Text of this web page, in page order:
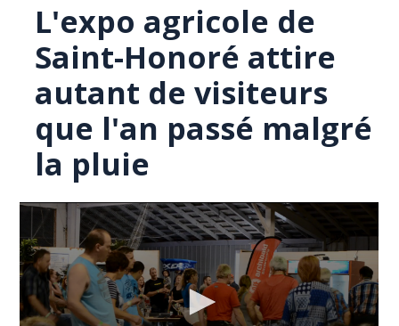
L'expo agricole de
Saint-Honoré attire
autant de visiteurs
que l'an passé malgré
la pluie